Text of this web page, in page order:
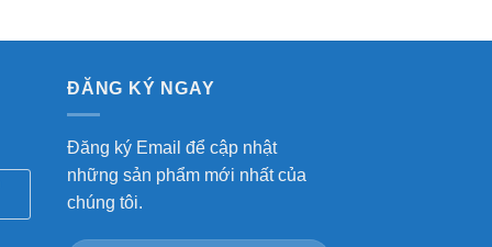
ĐĂNG KÝ NGAY
Đăng ký Email để cập nhật
những sản phẩm mới nhất của
chúng tôi.